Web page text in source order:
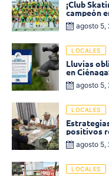
¡Club
campeón
«Soledad
agosto 5,
LOCALES
Lluvias
en
bajaagosto 5,
LOCALES
positivos
disminuyó
agosto 5,
LOCALES